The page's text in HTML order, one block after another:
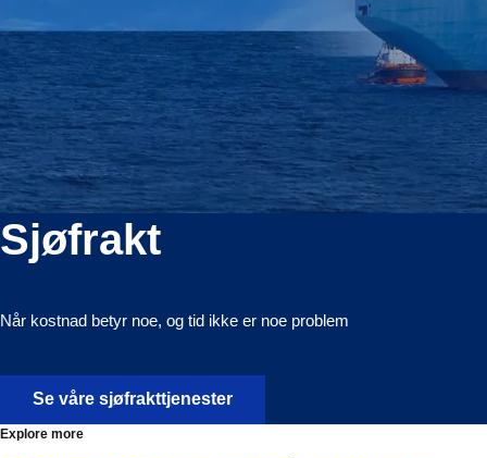
Sjøfrakt
Når kostnad betyr noe, og tid ikke er noe problem
Se våre sjøfrakttjenester
Explore more